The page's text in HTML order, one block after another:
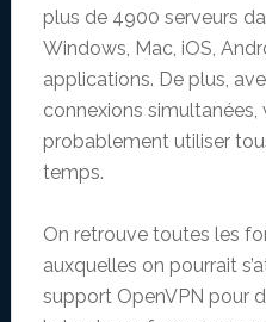
plus de 4900 serveurs
Windows, Mac, iOS,
applications. De plus,
connexions simultanées,
probablement utiliser
temps.
On retrouve toutes les
auxquelles on pourrait
support OpenVPN pour